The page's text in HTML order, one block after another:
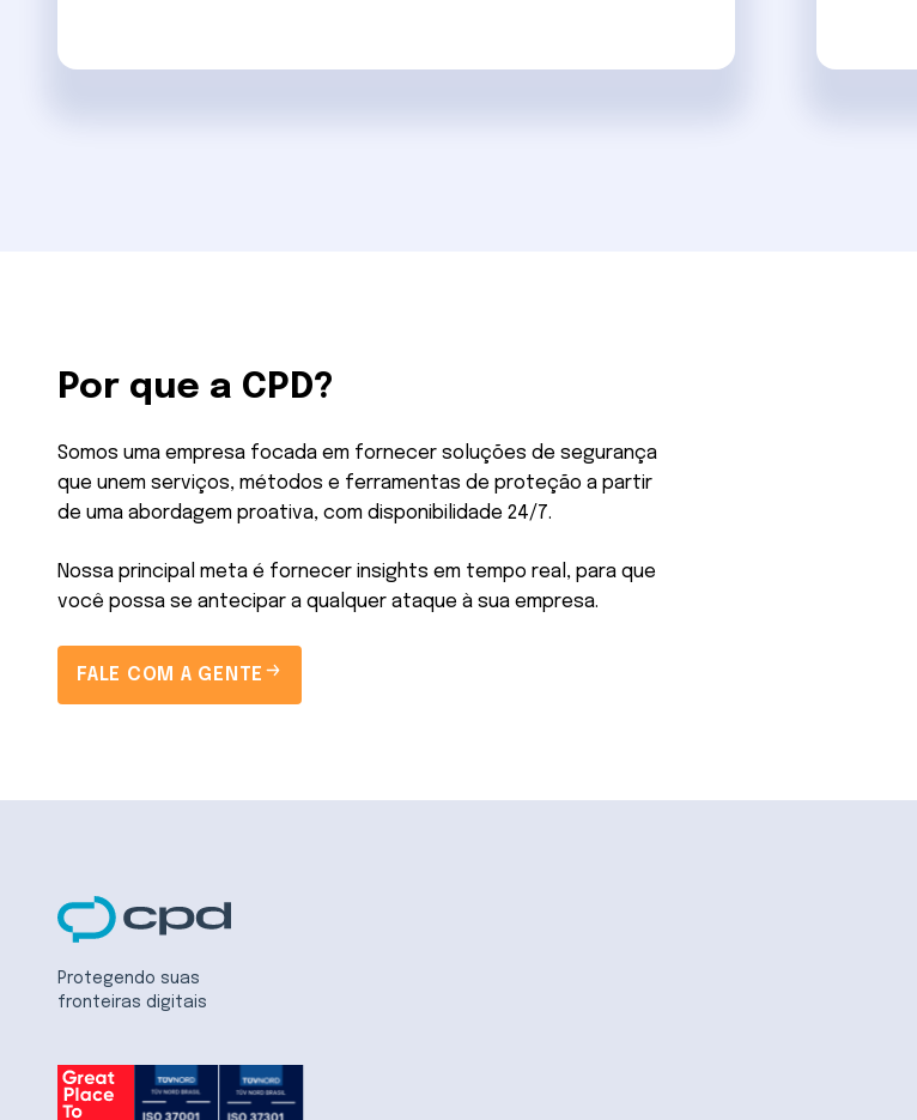
Por que a CPD?
Somos uma empresa focada em fornecer soluções de segurança
que unem serviços, métodos e ferramentas de proteção a partir
de uma abordagem proativa, com disponibilidade 24/7.
Nossa principal meta é fornecer insights em tempo real, para que
você possa se antecipar a qualquer ataque à sua empresa.
FALE COM A GENTE
Protegendo suas
fronteiras digitais